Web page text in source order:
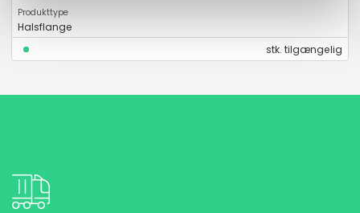
Halsflange
stk. tilgængelig